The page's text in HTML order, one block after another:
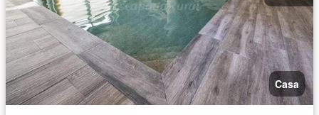
Casa